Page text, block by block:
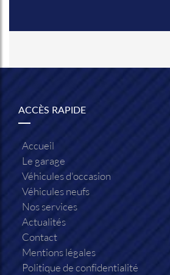
ACCÈS RAPIDE
Accueil
Le garage
Véhicules d'occasion
Véhicules neufs
Nos services
Actualités
Contact
Mentions légales
Politique de confidentialité